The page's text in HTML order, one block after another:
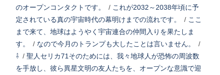
のオープンコンタクトです。
/ これが2032～2038年頃に予
定されている真の宇宙時代の幕明けまでの流れです。
/ ここ
まで来て、地球はようやく宇宙連合の仲間入りを果たしま
す。
/ なので今月のトランプも大したことは言いません。
/
⇩ / 聖人セリカ71そのためには、我々地球人が恐怖の周波数
を手放し、彼ら異星文明の友人たちを、オープンな意識で迎